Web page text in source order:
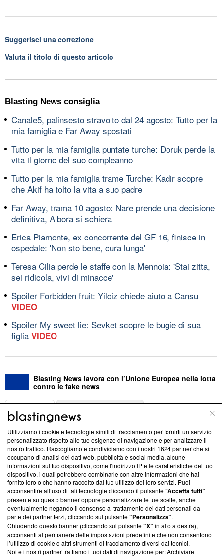
Suggerisci una correzione
Valuta il titolo di questo articolo
Blasting News consiglia
Canale5, palinsesto stravolto dal 24 agosto: Tutto per la
mia famiglia e Far Away spostati
Tutto per la mia famiglia puntate turche: Doruk perde la
vita il giorno del suo compleanno
Tutto per la mia famiglia trame Turche: Kadir scopre
che Akif ha tolto la vita a suo padre
Far Away, trama 10 agosto: Nare prende una decisione
definitiva, Albora si schiera
Erica Piamonte, ex concorrente del GF 16, finisce in
ospedale: 'Non sto bene, cura lunga'
Teresa Cilia perde le staffe con la Mennoia: 'Stai zitta,
sei ridicola, vivi di minacce'
Spoiler Forbidden fruit: Yildiz chiede aiuto a Cansu
VIDEO
Spoiler My sweet lie: Sevket scopre le bugie di sua
figlia VIDEO
Blasting News lavora con l’Unione Europea nella lotta
contro le fake news
ABOUT
Questa sezione offre informazioni trasparenti su Blasting
News, sui nostri processi editoriali e su come ci impegniamo a
creare news di qualità. Inoltre, afferma la nostra aderenza a
‘Trust Project - News with Integrity’Blasting News non è
ancora membro del programma, ma ha richiesto di farne
parte; Trust Project non ha ancora effettuato una verifica di
conformità agli standard.
Su di noi
Team editoriale
Corporate
Utilizziamo i cookie e tecnologie simili di tracciamento per fornirti un servizio
personalizzato rispetto alle tue esigenze di navigazione e per analizzare il
nostro traffico. Raccogliamo e condividiamo con i nostri 1624partner che si
occupano di analisi dei dati web, pubblicità e social media, alcune
informazioni sul tuo dispositivo, come l’indirizzo IP e le caratteristiche del tuo
dispositivo, i quali potrebbero combinarle con altre informazioni che hai
fornito loro o che hanno raccolto dal tuo utilizzo dei loro servizi. Puoi
acconsentire all’uso di tali tecnologie cliccando il pulsante“Accetta tutti”
presente su questo banner oppure personalizzare le tue scelte, anche
eventualmente negando il consenso al trattamento dei dati personali da
parte dei partner terzi, cliccando sul pulsante“Personalizza”.
Chiudendo questo banner (cliccando sul pulsante“X”in alto a destra),
acconsenti al permanere delle impostazioni predefinite che non consentono
l’utilizzo di cookie o altri strumenti di tracciamento diversi dai tecnici.
Noi e i nostri partner trattiamo i tuoi dati di navigazione per: Archiviare